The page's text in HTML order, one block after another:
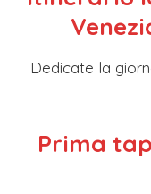
Dedicate la
Prima